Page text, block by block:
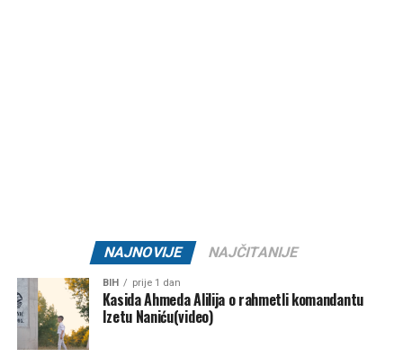
NK “Željezničar 73” –
MNK “Željo” –5.000 KM
Klub borilačkih sportova “Serhat” –1.500 KM
Ključ – 84.000 KM
NAJNOVIJE NAJČITANIJE
BIH prije 1 dan
Kasida Ahmeda Alilija o rahmetli komandantu
Izetu Naniću(video)